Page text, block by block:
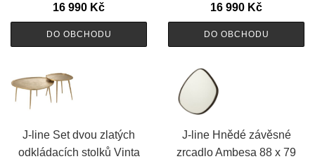
16 990 Kč
DO OBCHODU
16 990 Kč
DO OBCHODU
J-line Set dvou zlatých
odkládacích stolků Vinta
J-line Hnědé závěsné
zrcadlo Ambesa 88 x 79